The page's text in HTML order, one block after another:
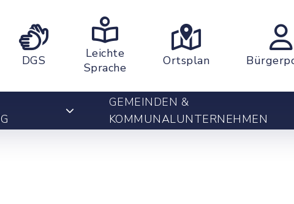
DGS
Leichte
Sprache
Ortsplan
GEMEINDEN &
KOMMUNALUNTERNEHMEN